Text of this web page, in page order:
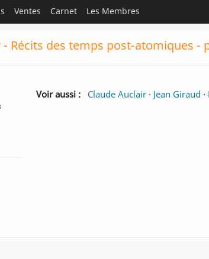
Ventes Carnet Les Membres
- Récits des temps post-atomiques -
Voir aussi : Claude Auclair · Jean Giraud ·